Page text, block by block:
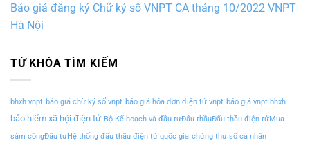
Báo giá đăng ký Chữ ký số VNPT CA tháng 10/2022 VNPT
Hà Nội
TỪ KHÓA TÌM KIẾM
bhxh vnpt báo giá chữ ký số vnpt báo giá hóa đơn điện tử vnpt báo giá vnpt bhxh
bảo hiểm xã hội điện tử Bộ Kế hoạch và đầu tưĐấu thầuĐấu thầu điện tửMua
sắm côngĐầu tưHệ thống đấu thầu điện tử quốc gia chứng thư số cá nhân